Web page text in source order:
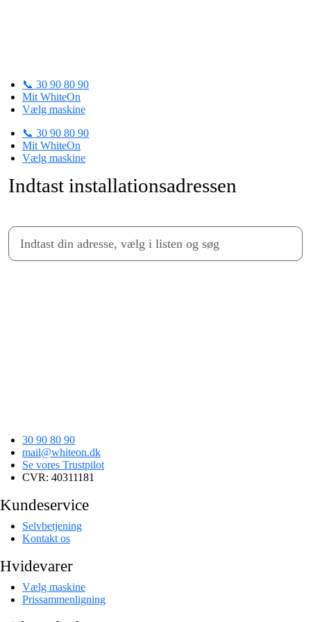
📞 30 90 80 90
Mit WhiteOn
Vælg maskine
📞 30 90 80 90
Mit WhiteOn
Vælg maskine
Indtast installationsadressen
30 90 80 90
mail@whiteon.dk
Se vores Trustpilot
CVR: 40311181
Kundeservice
Selvbetjening
Kontakt os
Hvidevarer
Vælg maskine
Prissammenligning